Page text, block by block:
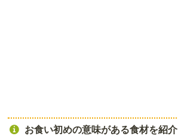
お食い初めの意味がある食材を紹介